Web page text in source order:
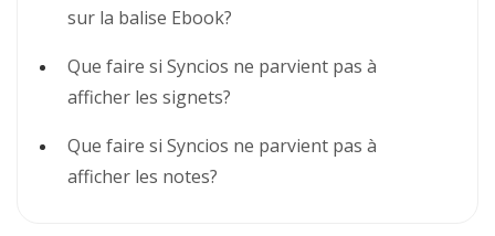
sur la balise Ebook?
Que faire si Syncios ne parvient pas à
afficher les signets?
Que faire si Syncios ne parvient pas à
afficher les notes?